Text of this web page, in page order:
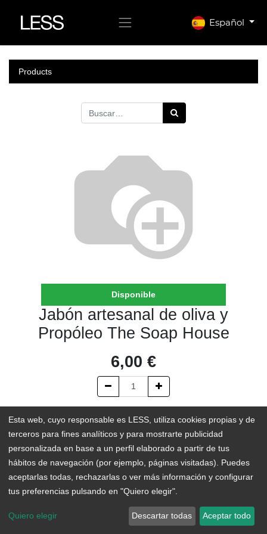
Español
Products
Disponible
Jabón artesanal de oliva y
Propóleo The Soap House
6,00 €
AÑADIR AL CARRITO
En existencias
Add to Wishlist
Esta web, cuyo responsable es LESS, utiliza cookies propias y de
terceros para fines analíticos y para mostrarte publicidad
personalizada en base a un perfil elaborado a partir de tus
hábitos de navegación (por ejemplo, páginas visitadas). Puedes
aceptarlas todas, rechazarlas o ver más información y configurar
tus preferencias pulsando en "Quiero elegir".
Quiero elegir Descartar todas Aceptar todo